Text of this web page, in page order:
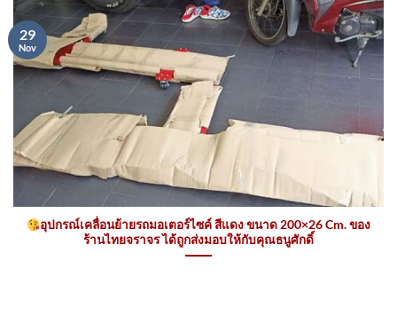
อุปกรณ์เคลื่อนย้ายรถมอเตอร์ไซค์ สีแดง ขนาด 200×26 Cm. ของ
ร้านไทยจราจร ได้ถูกส่งมอบให้กับคุณธนูศักดิ์
29
Nov